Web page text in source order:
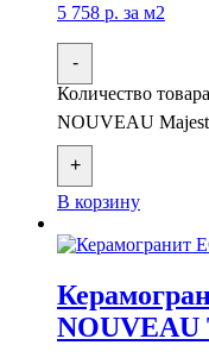
5 758 р. за м2
-
Количество
NOUVEAU
+
В корзину